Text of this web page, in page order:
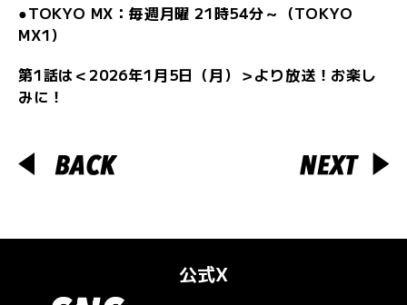
●TOKYO MX：毎週月曜 21時54分～（TOKYO
MX1）
第1話は＜2026年1月5日（月）＞より放送！お楽し
みに！
公式X